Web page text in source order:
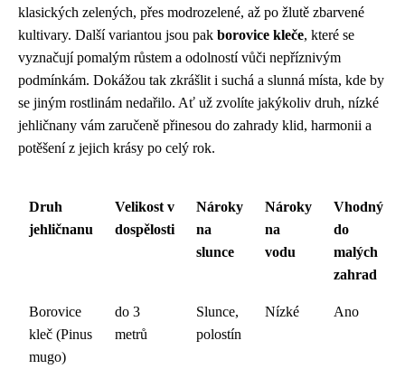
klasických zelených, přes modrozelené, až po žlutě zbarvené
kultivary. Další variantou jsou pak borovice kleče, které se
vyznačují pomalým růstem a odolností vůči nepříznivým
podmínkám. Dokážou tak zkrášlit i suchá a slunná místa, kde by
se jiným rostlinám nedařilo. Ať už zvolíte jakýkoliv druh, nízké
jehličnany vám zaručeně přinesou do zahrady klid, harmonii a
potěšení z jejich krásy po celý rok.
Druh
jehličnanu
Velikost v
dospělosti
Nároky
na
slunce
Nároky
na
vodu
Vhodný
do
malých
zahrad
Borovice
kleč (Pinus
mugo)
do 3
metrů
Slunce,
polostín
Nízké Ano